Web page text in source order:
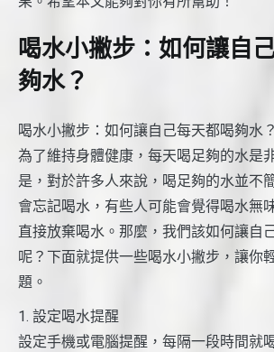
喝水小撇步：如何讓自
夠水？
喝水小撇步：如何讓自己每天都喝夠水？
為了維持身體健康，每天喝足夠的水是
是，對於許多人來說，喝足夠的水並不
會忘記喝水，有些人可能會覺得喝水無
直接放棄喝水。那麼，我們該如何讓自
呢？下面就提供一些喝水小撇步，讓你
題。
1. 設定喝水提醒
設定手機或電腦提醒，每隔一段時間就